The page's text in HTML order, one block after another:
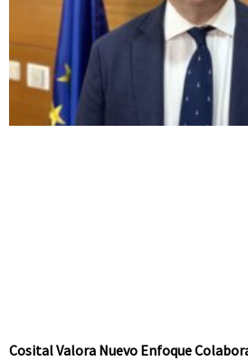
Cosital Valora Nuevo Enfoque